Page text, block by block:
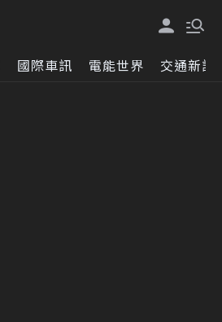
國際車訊 電能世界 交通新訊